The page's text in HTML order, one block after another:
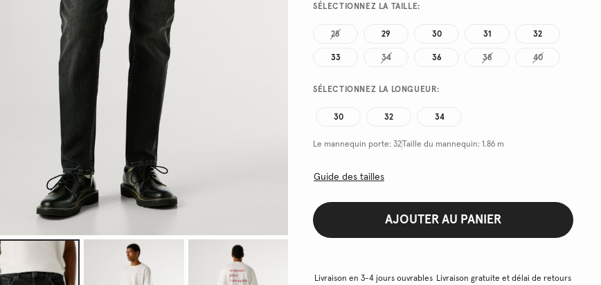
SÉLECTIONNEZ LA TAILLE:
28 29 30 31 32
33 34 36 38 40
SÉLECTIONNEZ LA LONGUEUR:
30 32 34
Le mannequin porte: 32 Taille du mannequin: 1.86 m
Guide des tailles
AJOUTER AU PANIER
Livraison en 3-4 jours ouvrables Livraison gratuite et délai de retours